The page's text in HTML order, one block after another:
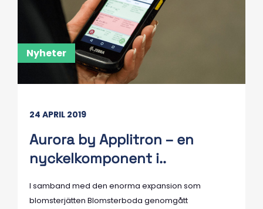
Nyheter
24 APRIL 2019
Aurora by Applitron – en
nyckelkomponent i..
I samband med den enorma expansion som
blomsterjätten Blomsterboda genomgått